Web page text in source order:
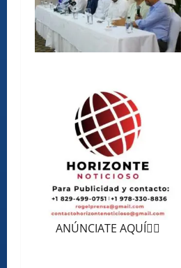
ANÚNCIATE AQUÍ👆🏻